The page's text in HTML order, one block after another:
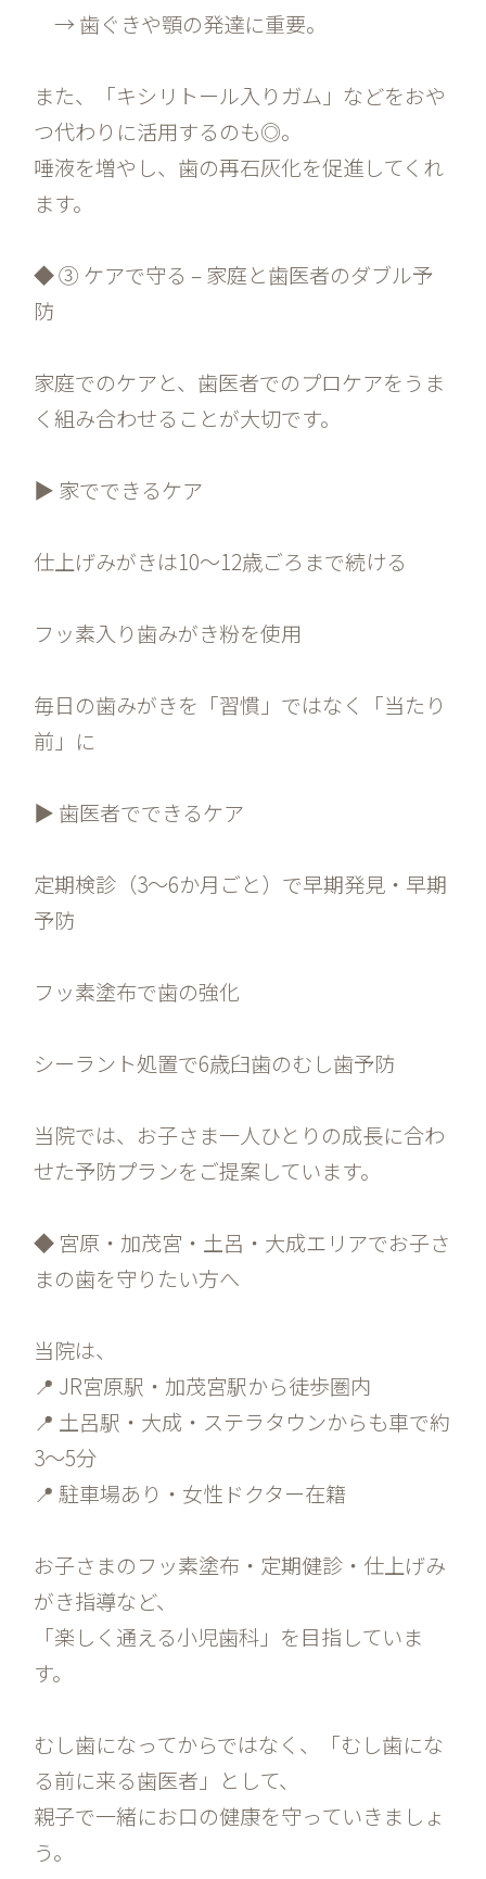
→ 歯ぐきや顎の発達に重要。
また、「キシリトール入りガム」などをおや
つ代わりに活用するのも◎。
唾液を増やし、歯の再石灰化を促進してくれ
ます。
◆ ③ ケアで守る – 家庭と歯医者のダブル予
防
家庭でのケアと、歯医者でのプロケアをうま
く組み合わせることが大切です。
▶ 家でできるケア
仕上げみがきは10〜12歳ごろまで続ける
フッ素入り歯みがき粉を使用
毎日の歯みがきを「習慣」ではなく「当たり
前」に
▶ 歯医者でできるケア
定期検診（3〜6か月ごと）で早期発見・早期
予防
フッ素塗布で歯の強化
シーラント処置で6歳臼歯のむし歯予防
当院では、お子さま一人ひとりの成長に合わ
せた予防プランをご提案しています。
◆ 宮原・加茂宮・土呂・大成エリアでお子さ
まの歯を守りたい方へ
当院は、
📍 JR宮原駅・加茂宮駅から徒歩圏内
📍 土呂駅・大成・ステラタウンからも車で約
3〜5分
📍 駐車場あり・女性ドクター在籍
お子さまのフッ素塗布・定期健診・仕上げみ
がき指導など、
「楽しく通える小児歯科」を目指していま
す。
むし歯になってからではなく、「むし歯にな
る前に来る歯医者」として、
親子で一緒にお口の健康を守っていきましょ
う。